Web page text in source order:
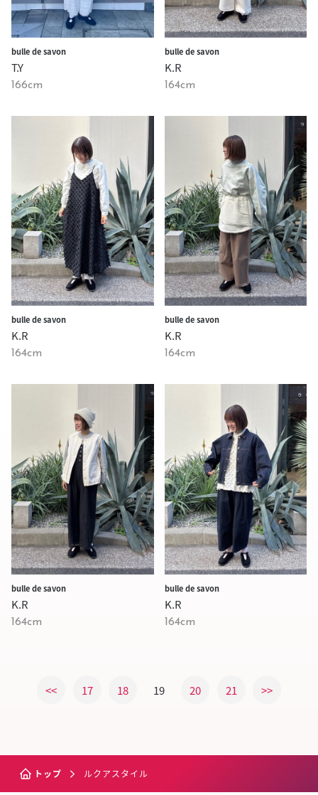
bulle de savon
T.Y
166cm
bulle de savon
K.R
164cm
bulle de savon
K.R
164cm
bulle de savon
K.R
164cm
bulle de savon
K.R
164cm
bulle de savon
K.R
164cm
<< 17 18 19 20 21 >>
トップ ルクアスタイル